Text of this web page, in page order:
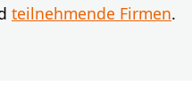
teilnehmende Firmen.